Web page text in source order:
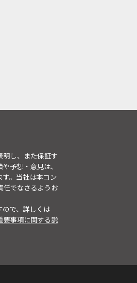
明し、また保証す
予想・意見は、
。当社は本コン
任でなさるようお
で、詳しくは
要事項に関する説